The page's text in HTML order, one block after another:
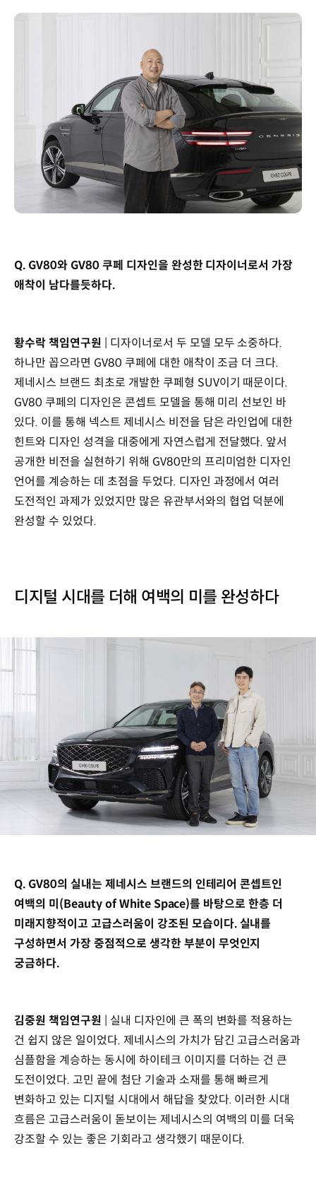
Q. GV80와 GV80 쿠페 디자인을 완성한 디자이너로서 가장
애착이 남다를듯하다.
황수락 책임연구원 | 디자이너로서 두 모델 모두 소중하다.
하나만 꼽으라면 GV80 쿠페에 대한 애착이 조금 더 크다.
제네시스 브랜드 최초로 개발한 쿠페형 SUV이기 때문이다.
GV80 쿠페의 디자인은 콘셉트 모델을 통해 미리 선보인 바
있다. 이를 통해 넥스트 제네시스 비전을 담은 라인업에 대한
힌트와 디자인 성격을 대중에게 자연스럽게 전달했다. 앞서
공개한 비전을 실현하기 위해 GV80만의 프리미엄한 디자인
언어를 계승하는 데 초점을 두었다. 디자인 과정에서 여러
도전적인 과제가 있었지만 많은 유관부서와의 협업 덕분에
완성할 수 있었다.
디지털 시대를 더해 여백의 미를 완성하다
Q. GV80의 실내는 제네시스 브랜드의 인테리어 콘셉트인
여백의 미(Beauty of White Space)를 바탕으로 한층 더
미래지향적이고 고급스러움이 강조된 모습이다. 실내를
구성하면서 가장 중점적으로 생각한 부분이 무엇인지
궁금하다.
김중원 책임연구원 | 실내 디자인에 큰 폭의 변화를 적용하는
건 쉽지 않은 일이었다. 제네시스의 가치가 담긴 고급스러움과
심플함을 계승하는 동시에 하이테크 이미지를 더하는 건 큰
도전이었다. 고민 끝에 첨단 기술과 소재를 통해 빠르게
변화하고 있는 디지털 시대에서 해답을 찾았다. 이러한 시대
흐름은 고급스러움이 돋보이는 제네시스의 여백의 미를 더욱
강조할 수 있는 좋은 기회라고 생각했기 때문이다.